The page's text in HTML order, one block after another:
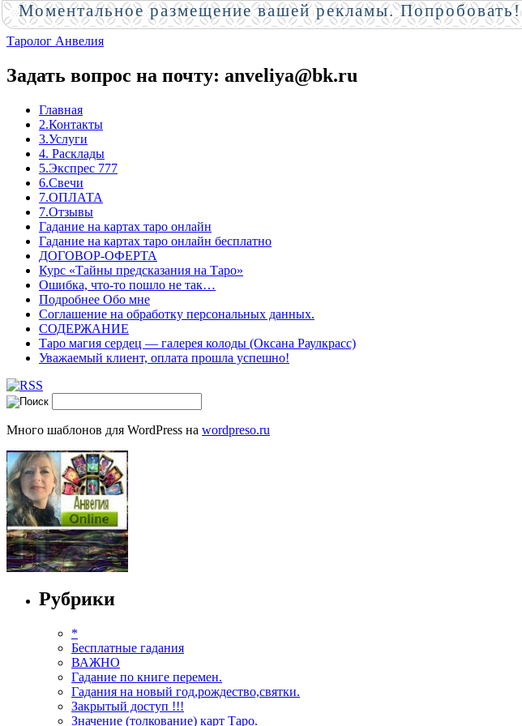
Таролог Анвелия
Задать вопрос на почту: anveliya@bk.ru
Главная
2.Контакты
3.Услуги
4. Расклады
5.Экспрес 777
6.Свечи
7.ОПЛАТА
7.Отзывы
Гадание на картах таро онлайн
Гадание на картах таро онлайн бесплатно
ДОГОВОР-ОФЕРТА
Курс «Тайны предсказания на Таро»
Ошибка, что-то пошло не так…
Подробнее Обо мне
Соглашение на обработку персональных данных.
СОДЕРЖАНИЕ
Таро магия сердец — галерея колоды (Оксана Раулкрасс)
Уважаемый клиент, оплата прошла успешно!
Много шаблонов для WordPress на wordpreso.ru
Рубрики
*
Бесплатные гадания
ВАЖНО
Гадание по книге перемен.
Гадания на новый год,рождество,святки.
Закрытый доступ !!!
Значение (толкование) карт Таро.
Моментальное размещение вашей рекламы. Попробовать!